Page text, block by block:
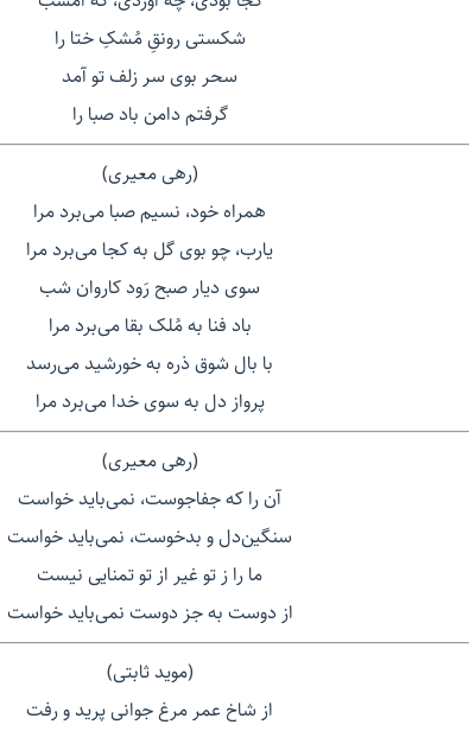
شکستی رونقِ مُشکِ ختا را
سحر بوی سر زلف تو آمد
گرفتم دامن باد صبا را
(رهی معیری)
همراه خود، نسیم صبا می‌برد مرا
یارب، چو بوی گل به کجا می‌برد مرا
سوی دیار صبح رَود کاروان شب
باد فنا به مُلک بقا می‌برد مرا
با بال شوق ذره به خورشید می‌رسد
پرواز دل به سوی خدا می‌برد مرا
(رهی معیری)
آن را که جفاجوست، نمی‌باید خواست
سنگین‌دل و بدخوست، نمی‌باید خواست
ما را ز تو غیر از تو تمنایی نیست
از دوست به جز دوست نمی‌باید خواست
(موید ثابتی)
از شاخ عمر مرغ جوانی پرید و رفت